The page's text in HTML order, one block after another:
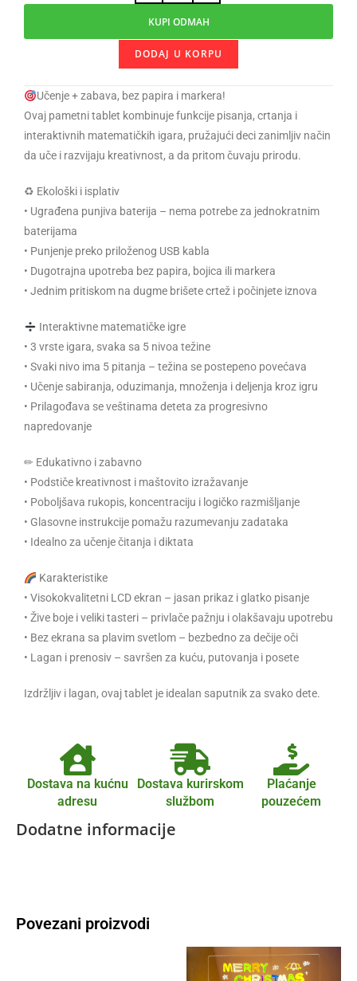
Učenje + zabava, bez papira i markera!
Ovaj pametni tablet kombinuje funkcije pisanja, crtanja i
interaktivnih matematičkih igara, pružajući deci zanimljiv način
da uče i razvijaju kreativnost, a da pritom čuvaju prirodu.
♻ Ekološki i isplativ
• Ugrađena punjiva baterija – nema potrebe za jednokratnim
baterijama
• Punjenje preko priloženog USB kabla
• Dugotrajna upotreba bez papira, bojica ili markera
• Jednim pritiskom na dugme brišete crtež i počinjete iznova
Interaktivne matematičke igre
• 3 vrste igara, svaka sa 5 nivoa težine
• Svaki nivo ima 5 pitanja – težina se postepeno povećava
• Učenje sabiranja, oduzimanja, množenja i deljenja kroz igru
• Prilagođava se veštinama deteta za progresivno
napredovanje
✏ Edukativno i zabavno
• Podstiče kreativnost i maštovito izražavanje
• Poboljšava rukopis, koncentraciju i logičko razmišljanje
• Glasovne instrukcije pomažu razumevanju zadataka
• Idealno za učenje čitanja i diktata
Karakteristike
• Visokokvalitetni LCD ekran – jasan prikaz i glatko pisanje
• Žive boje i veliki tasteri – privlače pažnju i olakšavaju upotrebu
• Bez ekrana sa plavim svetlom – bezbedno za dečije oči
• Lagan i prenosiv – savršen za kuću, putovanja i posete
Izdržljiv i lagan, ovaj tablet je idealan saputnik za svako dete.
DODAJ U KORPU
KUPI ODMAH
Dostava na kućnu
adresu
Dostava kurirskom
službom
Plaćanje
pouzećem
Dodatne informacije
Povezani proizvodi